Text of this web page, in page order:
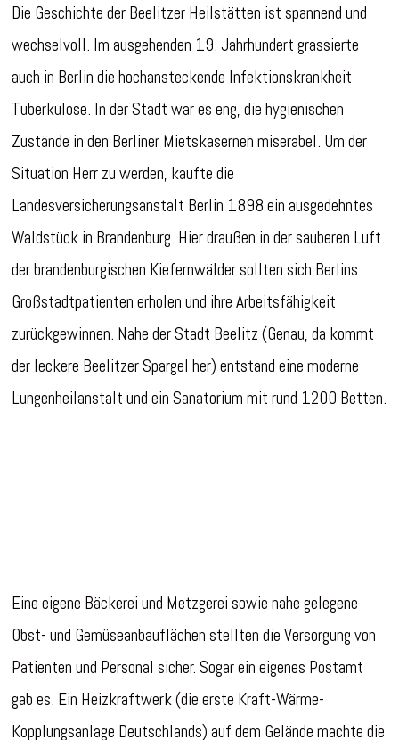
Die Geschichte der Beelitzer Heilstätten ist spannend und
wechselvoll. Im ausgehenden 19. Jahrhundert grassierte
auch in Berlin die hochansteckende Infektionskrankheit
Tuberkulose. In der Stadt war es eng, die hygienischen
Zustände in den Berliner Mietskasernen miserabel. Um der
Situation Herr zu werden, kaufte die
Landesversicherungsanstalt Berlin 1898 ein ausgedehntes
Waldstück in Brandenburg. Hier draußen in der sauberen Luft
der brandenburgischen Kiefernwälder sollten sich Berlins
Großstadtpatienten erholen und ihre Arbeitsfähigkeit
zurückgewinnen. Nahe der Stadt Beelitz (Genau, da kommt
der leckere Beelitzer Spargel her) entstand eine moderne
Lungenheilanstalt und ein Sanatorium mit rund 1200 Betten.
Eine eigene Bäckerei und Metzgerei sowie nahe gelegene
Obst- und Gemüseanbauflächen stellten die Versorgung von
Patienten und Personal sicher. Sogar ein eigenes Postamt
gab es. Ein Heizkraftwerk (die erste Kraft-Wärme-
Kopplungsanlage Deutschlands) auf dem Gelände machte die